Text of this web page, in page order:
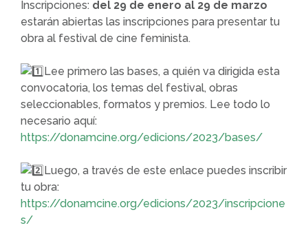
Inscripciones: del 29 de enero al 29 de marzo
estarán abiertas las inscripciones para presentar tu
obra al festival de cine feminista.
Lee primero las bases, a quién va dirigida esta
convocatoria, los temas del festival, obras
seleccionables, formatos y premios. Lee todo lo
necesario aquí:
https://donamcine.org/edicions/2023/bases/
Luego, a través de este enlace puedes inscribir
tu obra:
https://donamcine.org/edicions/2023/inscripcione
s/